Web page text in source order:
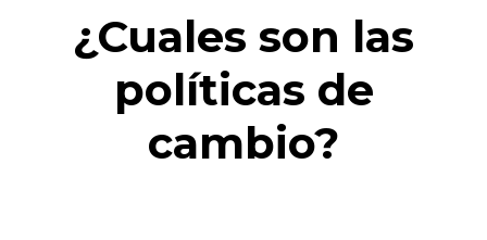
¿Cuales son las
políticas de
cambio?